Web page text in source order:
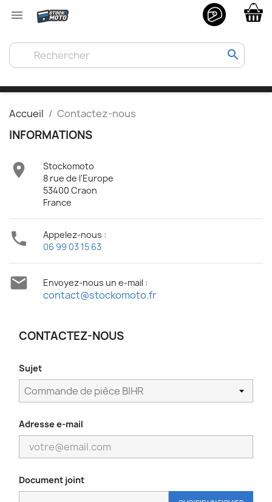

search
Accueil Contactez-nous
INFORMATIONS

Stockomoto
8 rue de l'Europe
53400 Craon
France

Appelez-nous :
06 99 03 15 63
 Envoyez-nous un e-mail :
contact@stockomoto.fr
CONTACTEZ-NOUS
Sujet
Adresse e-mail
Document joint